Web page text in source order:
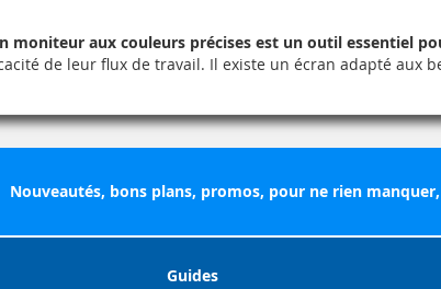
moniteur aux couleurs précises est un outil essentiel
de leur flux de travail. Il existe un écran adapté aux
Nouveautés, bons plans, promos, pour ne rien
Guides